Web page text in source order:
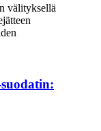
välityksellä